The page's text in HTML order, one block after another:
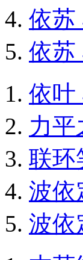
依苏
依苏
依叶
力平
联环
波依
波依